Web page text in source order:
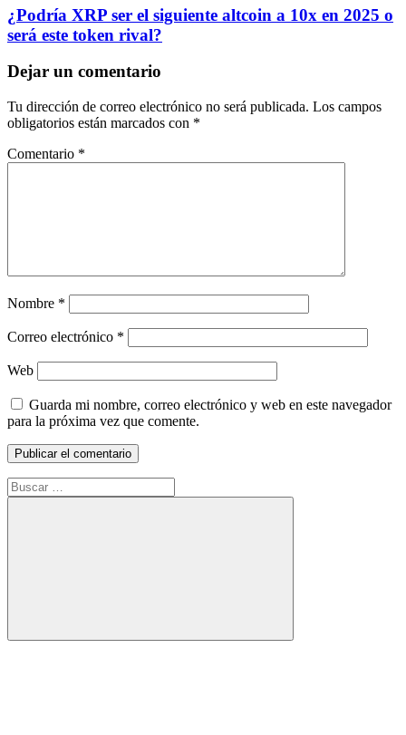
¿Podría XRP ser el siguiente altcoin a 10x en 2025 o
será este token rival?
Dejar un comentario
Tu dirección de correo electrónico no será publicada. Los campos
obligatorios están marcados con *
Comentario *
Nombre *
Correo electrónico *
Web
Guarda mi nombre, correo electrónico y web en este navegador
para la próxima vez que comente.
Buscar:
Buscar